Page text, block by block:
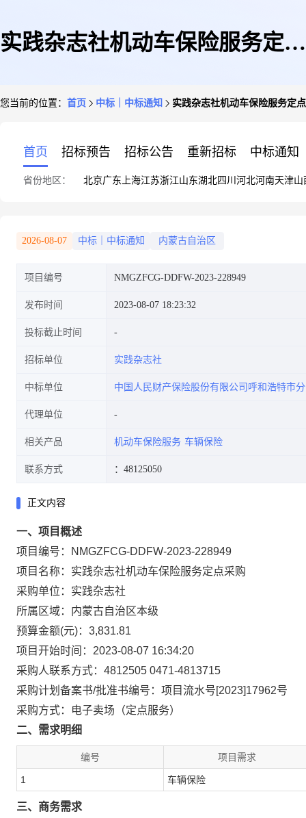
实践杂志社机动车保险服务定点
您当前的位置： 首页 中标｜中标通知 实践杂志社机动车保险服务定
首页 招标预告 招标公告 重新招标 中标通知
省份地区： 北京广东 上海江苏浙江山东湖北四川 河北河南天津山
2026-08-07 中标｜中标通知 内蒙古自治区
项目编号 NMGZFCG-DDFW-2023-228949
发布时间 2023-08-07 18:23:32
投标截止时间
招标单位 实践杂志社
中标单位 中国人民财产保险股份有限公司呼和浩特市
代理单位
相关产品 机动车保险服务 车辆保险
联系方式 ：48125050
正文内容
一、项目概述
项目编号：NMGZFCG-DDFW-2023-228949
项目名称：实践杂志社机动车保险服务定点采购
采购单位：实践杂志社
所属区域：内蒙古自治区本级
预算金额(元)：3,831.81
项目开始时间：2023-08-07 16:34:20
采购人联系方式：4812505 0471-4813715
采购计划备案书/批准书编号：项目流水号[2023]17962号
采购方式：电子卖场（定点服务）
二、需求明细
编号 项目需求
1 车辆保险
三、商务需求